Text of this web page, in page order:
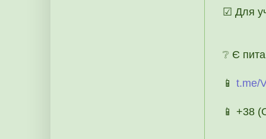
☑ Для
❔ Є
📱 t.me/
📱 +38